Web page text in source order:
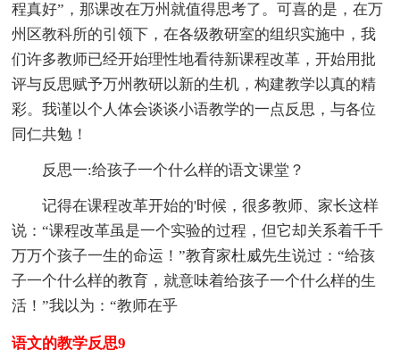
程真好”，那课改在万州就值得思考了。可喜的是，在万
州区教科所的引领下，在各级教研室的组织实施中，我
们许多教师已经开始理性地看待新课程改革，开始用批
评与反思赋予万州教研以新的生机，构建教学以真的精
彩。我谨以个人体会谈谈小语教学的一点反思，与各位
同仁共勉！
反思一:给孩子一个什么样的语文课堂？
记得在课程改革开始的'时候，很多教师、家长这样
说：“课程改革虽是一个实验的过程，但它却关系着千千
万万个孩子一生的命运！”教育家杜威先生说过：“给孩
子一个什么样的教育，就意味着给孩子一个什么样的生
活！”我以为：“教师在乎
语文的教学反思9